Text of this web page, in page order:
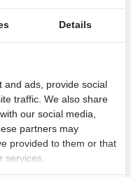
Details
and ads, provide social
traffic. We also share
our social media,
partners may
provided to them or that